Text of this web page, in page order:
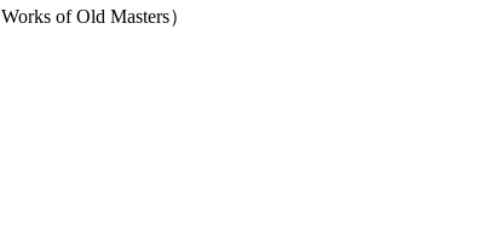
of Old Masters）